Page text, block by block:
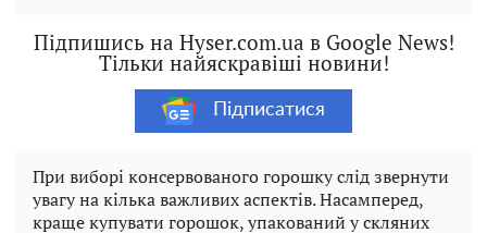
Підпишись на Hyser.com.ua в Google News!
Тільки найяскравіші новини!
Підписатися
При виборі консервованого горошку слід звернути
увагу на кілька важливих аспектів. Насамперед,
краще купувати горошок, упакований у скляних